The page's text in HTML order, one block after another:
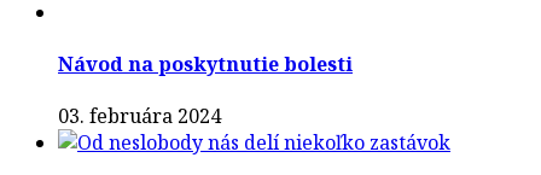
Návod na poskytnutie bolesti
03. februára 2024